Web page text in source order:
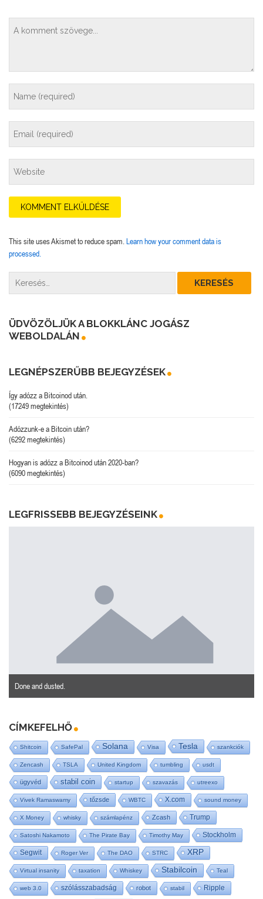
This site uses Akismet to reduce spam. Learn how your comment data is
processed.
ÜDVÖZÖLJÜK A BLOKKLÁNC JOGÁSZ
WEBOLDALÁN
LEGNÉPSZERŰBB BEJEGYZÉSEK
Így adózz a Bitcoinod után.
(17249 megtekintés)
Adózzunk-e a Bitcoin után?
(6292 megtekintés)
Hogyan is adózz a Bitcoinod után 2020-ban?
(6090 megtekintés)
LEGFRISSEBB BEJEGYZÉSEINK
Done and dusted.
CÍMKEFELHŐ
Shitcoin SafePal Solana Visa Tesla szankciók
Zencash TSLA United Kingdom tumbling usdt
ügyvéd stabil coin startup szavazás utreexo
Vivek Ramaswamy tőzsde WBTC X.com sound money
X Money whisky számlapénz Zcash Trump
Satoshi Nakamoto The Pirate Bay Timothy May Stockholm
Segwit Roger Ver The DAO STRC XRP
Virtual insanity taxation Whiskey Stabilcoin Teal
web 3.0 szólásszabadság robot stabil Ripple